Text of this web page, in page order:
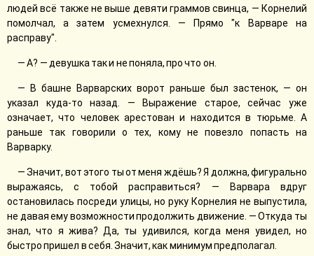
людей всё также не выше девяти граммов свинца, — Корнелий
помолчал, а затем усмехнулся. — Прямо "к Варваре на
расправу".
— А? — девушка так и не поняла, про что он.
— В башне Варварских ворот раньше был застенок, — он
указал куда-то назад. — Выражение старое, сейчас уже
означает, что человек арестован и находится в тюрьме. А
раньше так говорили о тех, кому не повезло попасть на
Варварку.
— Значит, вот этого ты от меня ждёшь? Я должна, фигурально
выражаясь, с тобой расправиться? — Варвара вдруг
остановилась посреди улицы, но руку Корнелия не выпустила,
не давая ему возможности продолжить движение. — Откуда ты
знал, что я жива? Да, ты удивился, когда меня увидел, но
быстро пришел в себя. Значит, как минимум предполагал.